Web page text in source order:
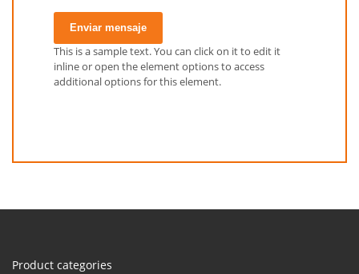
Enviar mensaje
This is a sample text. You can click on it to edit it
inline or open the element options to access
additional options for this element.
Product categories